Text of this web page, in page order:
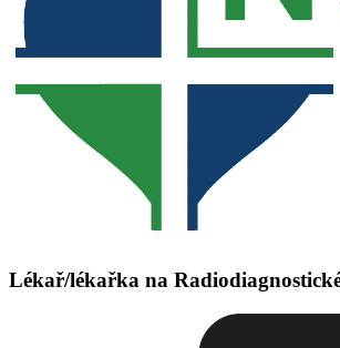
Lékař/lékařka na